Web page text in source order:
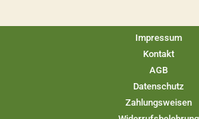
Impressum
Kontakt
AGB
Datenschutz
Zahlungsweisen